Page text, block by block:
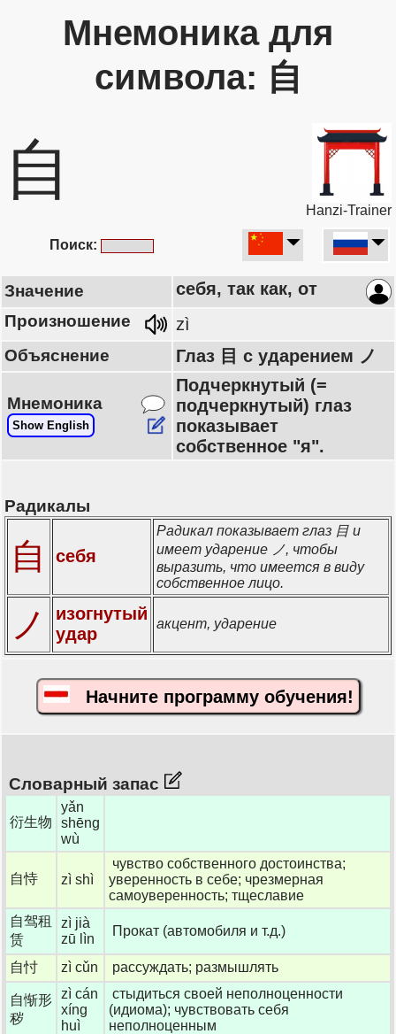
Мнемоника для
символа: 自
自
Hanzi-Trainer
Поиск:
Значение себя, так как, от
Произношение zì
Объяснение Глаз 目 с ударением ノ
Мнемоника
Show English
Подчеркнутый (=
подчеркнутый) глаз
показывает
собственное "я".
Радикалы
自 себя
Радикал показывает глаз 目 и
имеет ударение ノ, чтобы
выразить, что имеется в виду
собственное лицо.
ノ
изогнутый
удар
акцент, ударение
Начните программу обучения!
Словарный запас
衍生物
yǎn
shēng
wù
自恃 zì shì
чувство собственного достоинства;
уверенность в себе; чрезмерная
самоуверенность; тщеславие
自驾租
赁
zì jià
zū lìn
Прокат (автомобиля и т.д.)
自忖 zì cǔn рассуждать; размышлять
自惭形
秽
zì cán
xíng
huì
стыдиться своей неполноценности
(идиома); чувствовать себя
неполноценным